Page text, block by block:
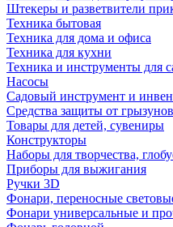
Штекеры и разветвители
Техника бытовая
Техника для дома и офиса
Техника для кухни
Техника и инструменты для
Насосы
Садовый инструмент и
Средства защиты от
Товары для детей, сувениры
Конструкторы
Наборы для творчества,
Приборы для выжигания
Ручки 3D
Фонари, переносные
Фонари универсальные и